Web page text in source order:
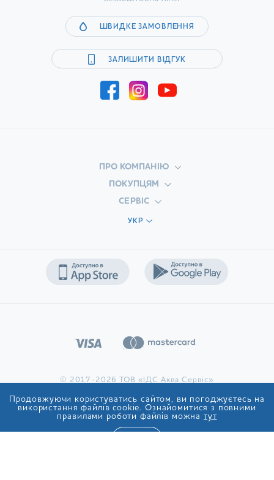
ШВИДКЕ ЗАМОВЛЕННЯ
ЗАЛИШИТИ ВІДГУК
ПРО КОМПАНІЮ
ПОКУПЦЯМ
СЕРВІС
УКР
© 2017-2026 ТОВ «ІДС Аква Сервіс»
Продовжуючи користуватись сайтом, ви погоджуєтесь на
використання файлів cookie. Ознайомитися з повними
правилами роботи файлів можна тут